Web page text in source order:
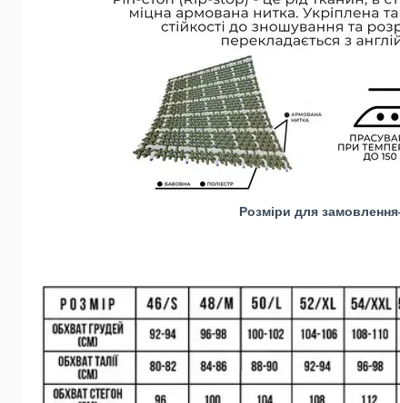
Розміри для